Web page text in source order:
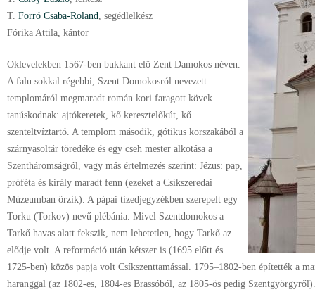
T. Forró Csaba-Roland
, segédlelkész
Fórika Attila, kántor
Oklevelekben 1567-ben bukkant elő Zent Damokos néven.
A falu sokkal régebbi, Szent Domokosról nevezett
templomáról megmaradt román kori faragott kövek
tanúskodnak: ajtókeretek, kő keresztelőkút, kő
szenteltvíztartó. A templom második, gótikus korszakából a
szárnyasoltár töredéke és egy cseh mester alkotása a
Szentháromságról, vagy más értelmezés szerint: Jézus: pap,
próféta és király maradt fenn (ezeket a Csíkszeredai
Múzeumban őrzik). A pápai tizedjegyzékben szerepelt egy
Torku (Torkov) nevű plébánia. Mivel Szentdomokos a
Tarkő havas alatt fekszik, nem lehetetlen, hogy Tarkő az
elődje volt. A reformáció után kétszer is (1695 előtt és
1725-ben) közös papja volt Csíkszenttamással. 1795–1802-ben építették a
haranggal (az 1802-es, 1804-es Brassóból, az 1805-ös pedig